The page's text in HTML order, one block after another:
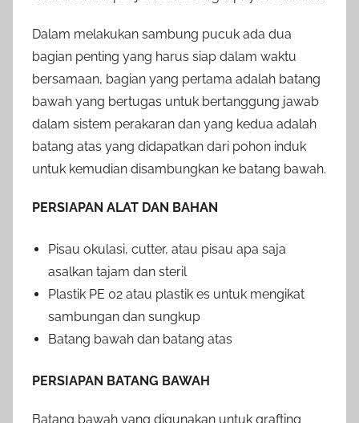
Dalam melakukan sambung pucuk ada dua
bagian penting yang harus siap dalam waktu
bersamaan, bagian yang pertama adalah batang
bawah yang bertugas untuk bertanggung jawab
dalam sistem perakaran dan yang kedua adalah
batang atas yang didapatkan dari pohon induk
untuk kemudian disambungkan ke batang bawah.
PERSIAPAN ALAT DAN BAHAN
Pisau okulasi, cutter, atau pisau apa saja
asalkan tajam dan steril
Plastik PE 02 atau plastik es untuk mengikat
sambungan dan sungkup
Batang bawah dan batang atas
PERSIAPAN BATANG BAWAH
Batang bawah yang digunakan untuk grafting